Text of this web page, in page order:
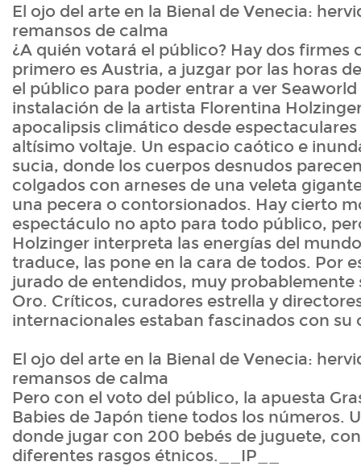
El ojo del arte en la Bienal de Venecia:
remansos de calma
¿A quién votará el público? Hay dos firmes
primero es Austria, a juzgar por las horas
el público para poder entrar a ver Seaworld
instalación de la artista Florentina
apocalipsis climático desde
altísimo voltaje. Un espacio caótico e
sucia, donde los cuerpos desnudos
colgados con arneses de una veleta
una pecera o contorsionados. Hay cierto
espectáculo no apto para todo público,
Holzinger interpreta las energías del
traduce, las pone en la cara de todos. Por
jurado de entendidos, muy probablemente
Oro. Críticos, curadores estrella y
internacionales estaban fascinados con su
El ojo del arte en la Bienal de Venecia:
remansos de calma
Pero con el voto del público, la apuesta
Babies de Japón tiene todos los números.
donde jugar con 200 bebés de juguete,
diferentes rasgos étnicos.__IP__